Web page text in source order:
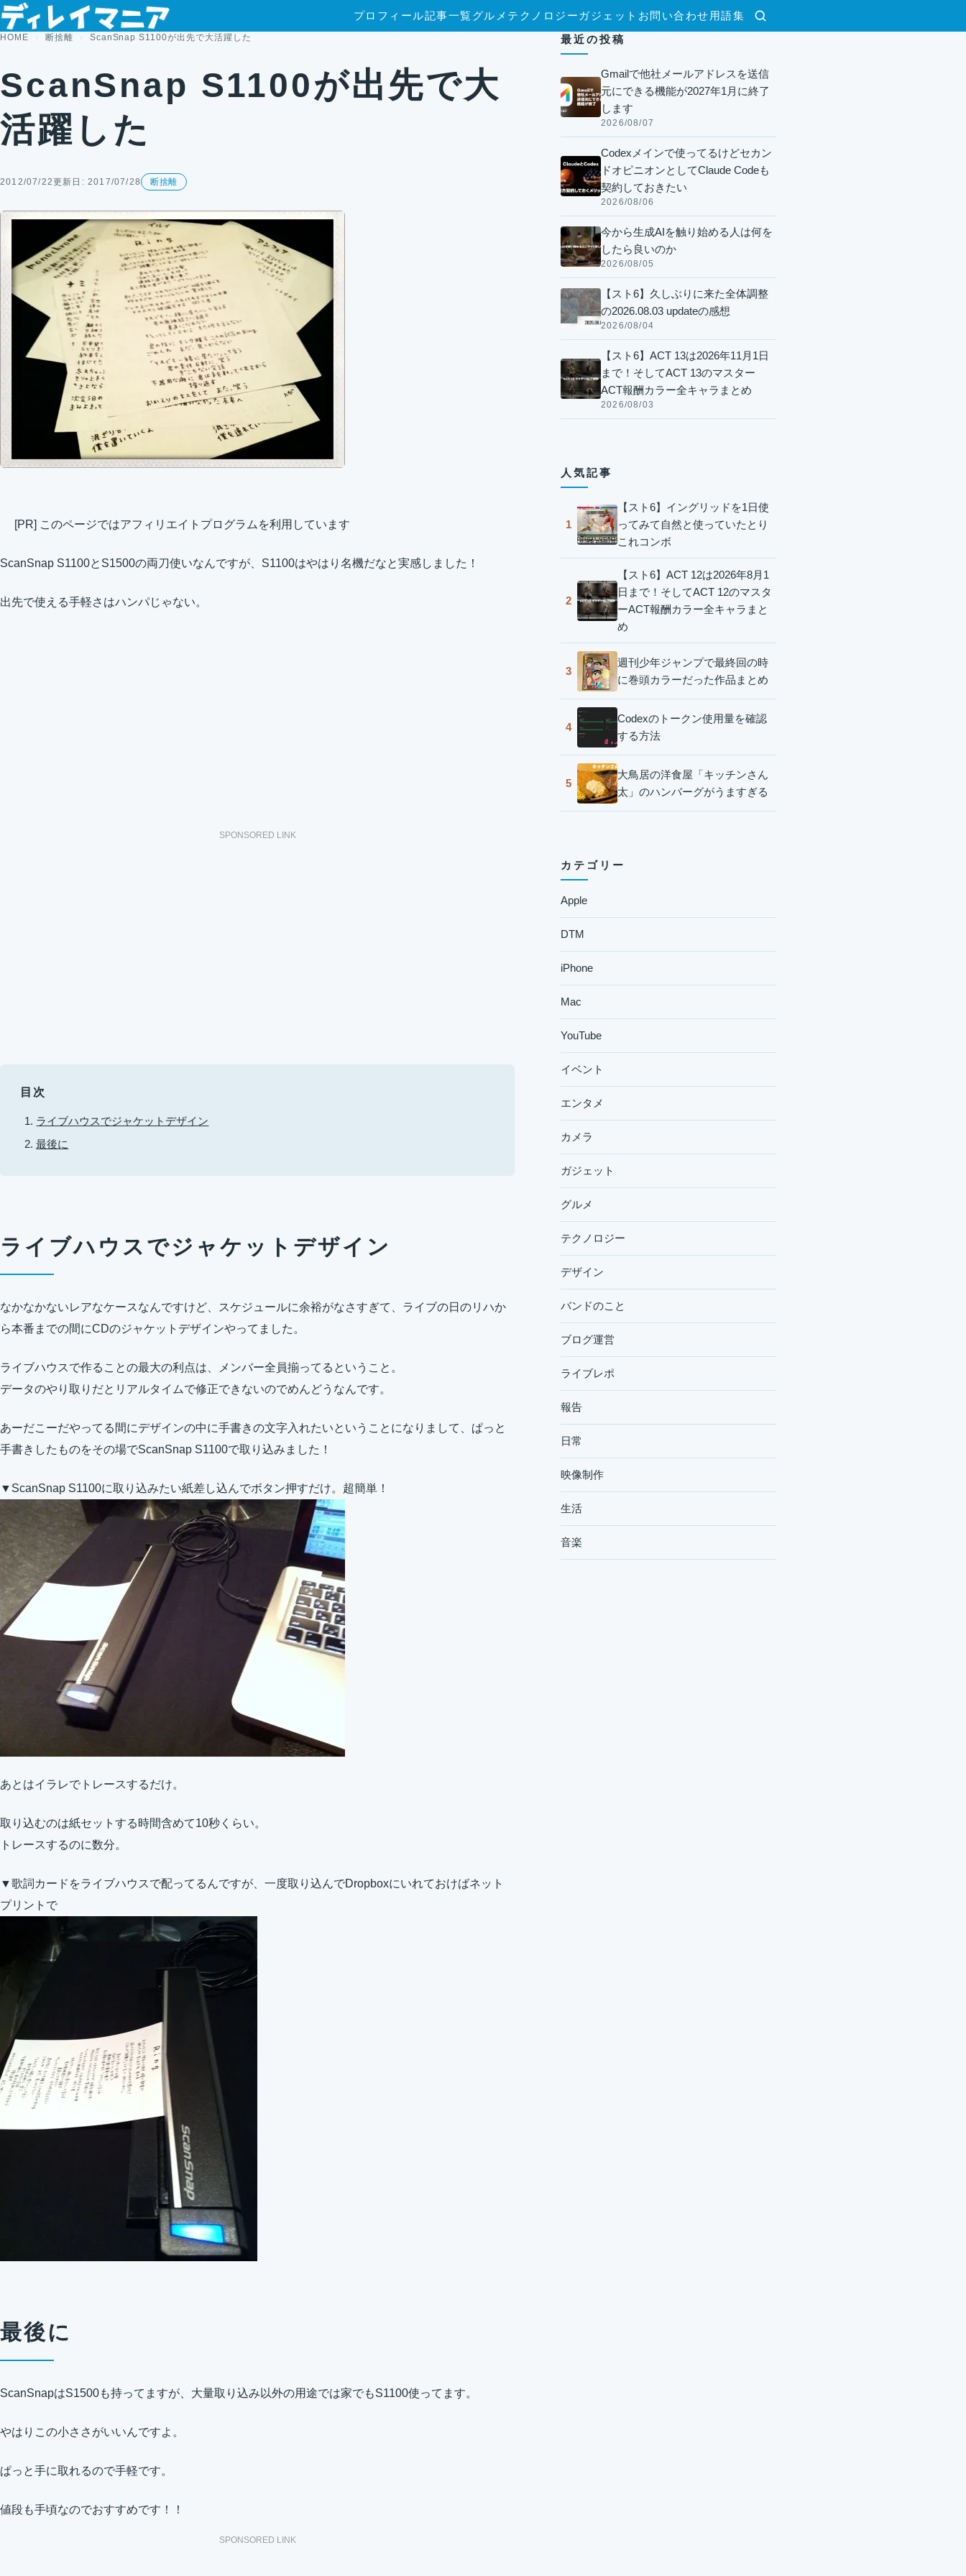
コンテンツへスキップ
検索
プロフィール記事一覧グルメ テクノロジー ガジェット お問い合わせ 用語集
HOME 断捨離 ScanSnap S1100が出先で大活躍した
ScanSnap S1100が出先で大
活躍した
2012/07/22更新日: 2017/07/28 断捨離
[PR] このページではアフィリエイトプログラムを利用しています
ScanSnap S1100とS1500の両刀使いなんですが、S1100はやはり名機だなと実感しました！
出先で使える手軽さはハンパじゃない。
SPONSORED LINK
目次
ライブハウスでジャケットデザイン
最後に
ライブハウスでジャケットデザイン
なかなかないレアなケースなんですけど、スケジュールに余裕がなさすぎて、ライブの日のリハか
ら本番までの間にCDのジャケットデザインやってました。
ライブハウスで作ることの最大の利点は、メンバー全員揃ってるということ。
データのやり取りだとリアルタイムで修正できないのでめんどうなんです。
あーだこーだやってる間にデザインの中に手書きの文字入れたいということになりまして、ぱっと
手書きしたものをその場でScanSnap S1100で取り込みました！
▼ScanSnap S1100に取り込みたい紙差し込んでボタン押すだけ。超簡単！
あとはイラレでトレースするだけ。
取り込むのは紙セットする時間含めて10秒くらい。
トレースするのに数分。
▼歌詞カードをライブハウスで配ってるんですが、一度取り込んでDropboxにいれておけばネット
プリントで
最後に
ScanSnapはS1500も持ってますが、大量取り込み以外の用途では家でもS1100使ってます。
やはりこの小ささがいいんですよ。
ぱっと手に取れるので手軽です。
値段も手頃なのでおすすめです！！
SPONSORED LINK
最近の投稿
Gmailで他社メールアドレスを送信
元にできる機能が2027年1月に終了
します
2026/08/07
Codexメインで使ってるけどセカン
ドオピニオンとしてClaude Codeも
契約しておきたい
2026/08/06
今から生成AIを触り始める人は何を
したら良いのか
2026/08/05
【スト6】久しぶりに来た全体調整
の2026.08.03 updateの感想
2026/08/04
【スト6】ACT 13は2026年11月1日
まで！そしてACT 13のマスター
ACT報酬カラー全キャラまとめ
2026/08/03
人気記事
1
【スト6】イングリッドを1日使
ってみて自然と使っていたとり
これコンボ
2
【スト6】ACT 12は2026年8月1
日まで！そしてACT 12のマスタ
ーACT報酬カラー全キャラまと
め
3
週刊少年ジャンプで最終回の時
に巻頭カラーだった作品まとめ
4
Codexのトークン使用量を確認
する方法
5
大鳥居の洋食屋「キッチンさん
太」のハンバーグがうますぎる
カテゴリー
Apple
DTM
iPhone
Mac
YouTube
イベント
エンタメ
カメラ
ガジェット
グルメ
テクノロジー
デザイン
バンドのこと
ブログ運営
ライブレポ
報告
日常
映像制作
生活
音楽